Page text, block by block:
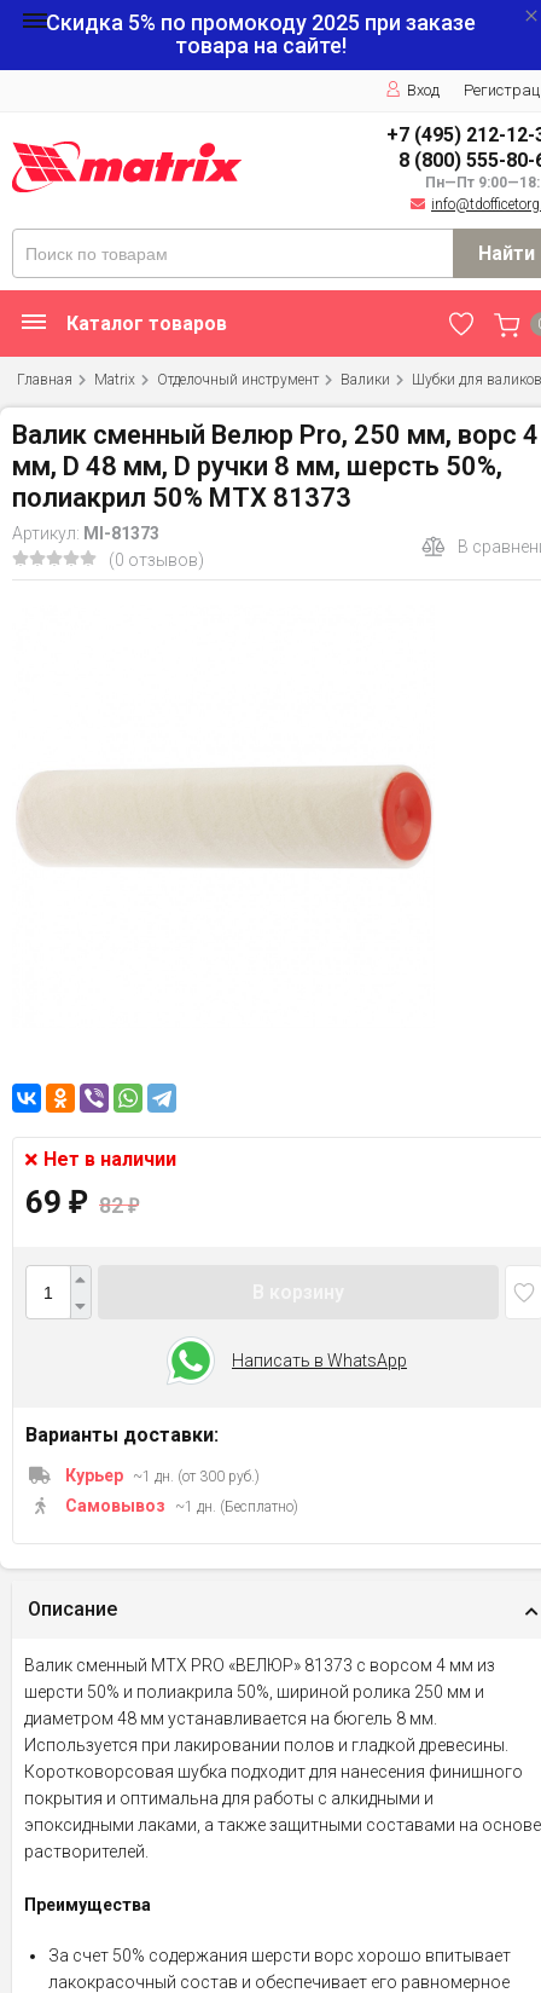
Скидка 5% по промокоду 2025 при заказе
товара на сайте!
Вход
+7 (495) 212-12-
8 (800) 555-80-
Пн—Пт
Найти
Каталог товаров
Главная Matrix Отделочный инструмент Валики Шубки для валиков
Валик сменный Велюр Pro, 250 мм, ворс 4
мм, D 48 мм, D ручки 8 мм, шерсть 50%,
полиакрил 50% MTX 81373
Артикул: MI-81373
(0 отзывов)
В
Нет в наличии
69 ₽ 82₽
Написать в WhatsApp
Варианты доставки:
Курьер ~1 дн. (от 300 руб.)
Самовывоз ~1 дн. (Бесплатно)
Описание
Валик сменный MTX PRO «ВЕЛЮР» 81373 с ворсом 4 мм из
шерсти 50% и полиакрила 50%, шириной ролика 250 мм и
диаметром 48 мм устанавливается на бюгель 8 мм.
Используется при лакировании полов и гладкой древесины.
Коротковорсовая шубка подходит для нанесения финишного
покрытия и оптимальна для работы с алкидными и
эпоксидными лаками, а также защитными составами на основе
растворителей.
Преимущества
За счет 50% содержания шерсти ворс хорошо впитывает
лакокрасочный состав и обеспечивает его равномерное